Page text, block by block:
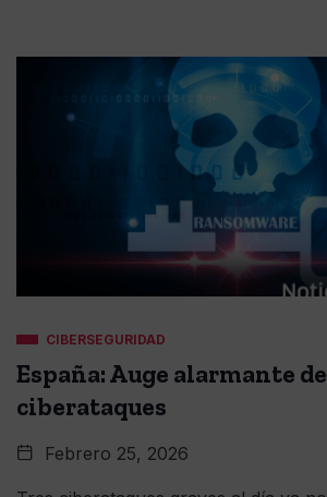
CIBERSEGURIDAD
España: Auge alarmante
ciberataques
Febrero 25, 2026